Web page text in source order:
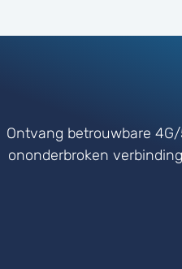
Ontvang betrouwbare
ononderbroken